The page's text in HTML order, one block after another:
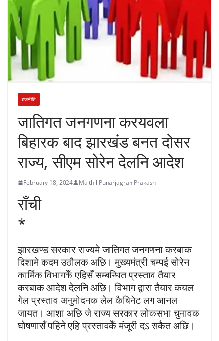
राजनीति
जातिगत जनगणना करयवला
बिहारक बाद झारखंड बनत दोसर
राज्य, सीएम सोरेन देलनि आदेश
February 18, 2024 Maithil Punarjagran Prakash
राँची
*
झारखण्ड सरकार राज्यमे जातिगत जनगणना करबाक
दिशामे कदम उठौलक अछि। मुख्यमंत्री चम्पई सोरेन
कार्मिक विभागकेँ एहिसँ सम्बन्धित प्रस्ताव तैयार
करबाक आदेश देलनि अछि। विभाग द्वारा तैयार कयल
गेल प्रस्ताव अनुमोदनक लेल कैबिनेट लग आनल
जायत। आशा अछि जे राज्य सरकार लोकसभा चुनावक
घोषणासँ पहिने एहि प्रस्तावकेँ मंजूरी दऽ सकैत अछि।